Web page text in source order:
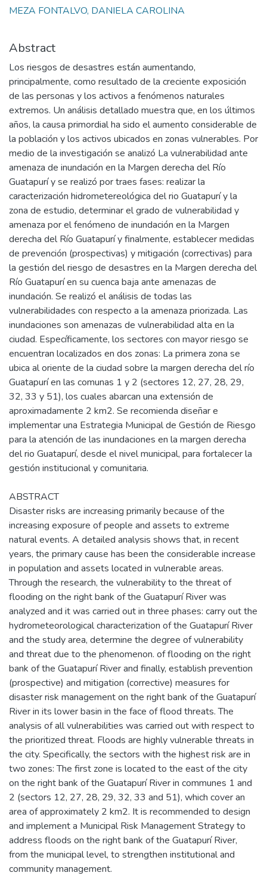
MEZA FONTALVO, DANIELA CAROLINA
Abstract
Los riesgos de desastres están aumentando,
principalmente, como resultado de la creciente exposición
de las personas y los activos a fenómenos naturales
extremos. Un análisis detallado muestra que, en los últimos
años, la causa primordial ha sido el aumento considerable de
la población y los activos ubicados en zonas vulnerables. Por
medio de la investigación se analizó La vulnerabilidad ante
amenaza de inundación en la Margen derecha del Río
Guatapurí y se realizó por traes fases: realizar la
caracterización hidrometereológica del rio Guatapurí y la
zona de estudio, determinar el grado de vulnerabilidad y
amenaza por el fenómeno de inundación en la Margen
derecha del Río Guatapurí y finalmente, establecer medidas
de prevención (prospectivas) y mitigación (correctivas) para
la gestión del riesgo de desastres en la Margen derecha del
Río Guatapurí en su cuenca baja ante amenazas de
inundación. Se realizó el análisis de todas las
vulnerabilidades con respecto a la amenaza priorizada. Las
inundaciones son amenazas de vulnerabilidad alta en la
ciudad. Específicamente, los sectores con mayor riesgo se
encuentran localizados en dos zonas: La primera zona se
ubica al oriente de la ciudad sobre la margen derecha del río
Guatapurí en las comunas 1 y 2 (sectores 12, 27, 28, 29,
32, 33 y 51), los cuales abarcan una extensión de
aproximadamente 2 km2. Se recomienda diseñar e
implementar una Estrategia Municipal de Gestión de Riesgo
para la atención de las inundaciones en la margen derecha
del rio Guatapurí, desde el nivel municipal, para fortalecer la
gestión institucional y comunitaria.
ABSTRACT
Disaster risks are increasing primarily because of the
increasing exposure of people and assets to extreme
natural events. A detailed analysis shows that, in recent
years, the primary cause has been the considerable increase
in population and assets located in vulnerable areas.
Through the research, the vulnerability to the threat of
flooding on the right bank of the Guatapurí River was
analyzed and it was carried out in three phases: carry out the
hydrometeorological characterization of the Guatapurí River
and the study area, determine the degree of vulnerability
and threat due to the phenomenon. of flooding on the right
bank of the Guatapurí River and finally, establish prevention
(prospective) and mitigation (corrective) measures for
disaster risk management on the right bank of the Guatapurí
River in its lower basin in the face of flood threats. The
analysis of all vulnerabilities was carried out with respect to
the prioritized threat. Floods are highly vulnerable threats in
the city. Specifically, the sectors with the highest risk are in
two zones: The first zone is located to the east of the city
on the right bank of the Guatapurí River in communes 1 and
2 (sectors 12, 27, 28, 29, 32, 33 and 51), which cover an
area of approximately 2 km2. It is recommended to design
and implement a Municipal Risk Management Strategy to
address floods on the right bank of the Guatapurí River,
from the municipal level, to strengthen institutional and
community management.